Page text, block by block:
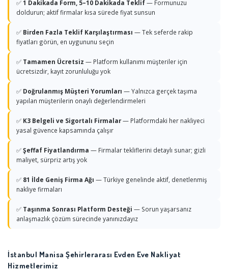
✅1 Dakikada Form, 5–10 Dakikada Teklif— Formunuzu
doldurun; aktif firmalar kısa sürede fiyat sunsun
✅ Birden Fazla Teklif Karşılaştırması — Tek seferde rakip
fiyatları görün, en uygununu seçin
✅ Tamamen Ücretsiz — Platform kullanımı müşteriler için
ücretsizdir, kayıt zorunluluğu yok
✅ Doğrulanmış Müşteri Yorumları — Yalnızca gerçek taşıma
yapılan müşterilerin onaylı değerlendirmeleri
✅ K3 Belgeli ve Sigortalı Firmalar— Platformdaki her nakliyeci
yasal güvence kapsamında çalışır
✅Şeffaf Fiyatlandırma — Firmalar tekliflerini detaylı sunar; gizli
maliyet, sürpriz artış yok
✅ 81 İlde Geniş Firma Ağı — Türkiye genelinde aktif, denetlenmiş
nakliye firmaları
✅ Taşınma Sonrası Platform Desteği — Sorun yaşarsanız
anlaşmazlık çözüm sürecinde yanınızdayız
İstanbul Manisa Şehirlerarası Evden Eve Nakliyat
Hizmetlerimiz